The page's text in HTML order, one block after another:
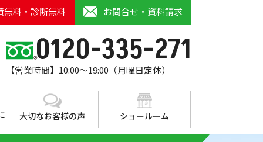
無料・診断無料 お問合せ・資料請求
0120-335-271
【営業時間】10:00～19:00（月曜日定休）
大切なお客様の声 ショールーム